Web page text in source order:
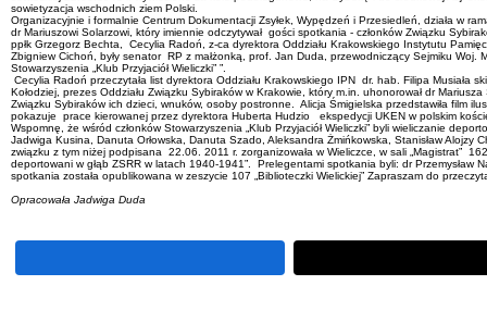
sowietyzacja wschodnich ziem Polski.
Organizacyjnie i formalnie Centrum Dokumentacji Zsyłek, Wypędzeń i Przesiedleń, działa w
dr Mariuszowi Solarzowi, który imiennie odczytywał gości spotkania - członków Związku
ppłk Grzegorz Bechta, Cecylia Radoń, z-ca dyrektora Oddziału Krakowskiego Instytutu
Zbigniew Cichoń, były senator RP z małżonką, prof. Jan Duda, przewodniczący Sejmiku
Stowarzyszenia „Klub Przyjaciół Wieliczki” ”.
Cecylia Radoń przeczytała list dyrektora Oddziału Krakowskiego IPN dr. hab. Filipa Musiała
Kołodziej, prezes Oddziału Związku Sybiraków w Krakowie, który m.in. uhonorował dr
Związku Sybiraków ich dzieci, wnuków, osoby postronne. Alicja Śmigielska przedstawiła film
pokazuje prace kierowanej przez dyrektora Huberta Hudzio ekspedycji UKEN w polskim
Wspomnę, że wśród członków Stowarzyszenia „Klub Przyjaciół Wieliczki” byli wieliczanie
Jadwiga Kusina, Danuta Orłowska, Danuta Szado, Aleksandra Żmińkowska, Stanisław Alojzy
związku z tym niżej podpisana 22.06. 2011 r. zorganizowała w Wieliczce, w sali „Magistrat”
deportowani w głąb ZSRR w latach 1940-1941”. Prelegentami spotkania byli: dr
spotkania została opublikowana w zeszycie 107 „Biblioteczki Wielickiej” Zapraszam do
Opracowała Jadwiga Duda